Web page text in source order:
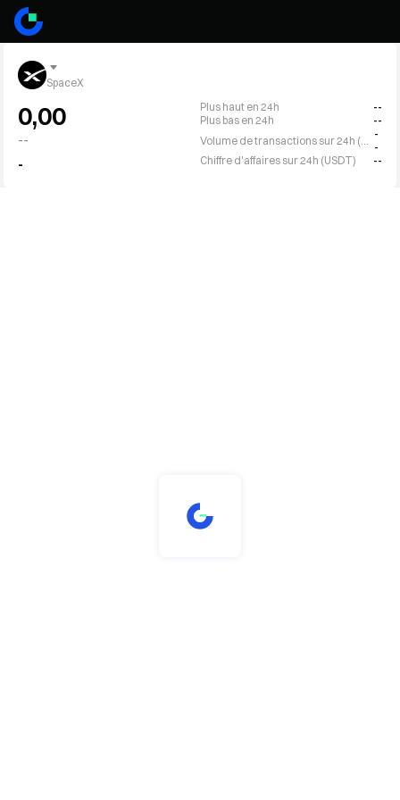
SpaceX
0,00
--
-
Plus haut en 24h
--
Plus bas en 24h
--
-
-
Chiffre d'affaires sur 24h (USDT)
--